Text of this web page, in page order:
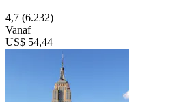
4,7 (6.232)
Vanaf
US$ 54,44